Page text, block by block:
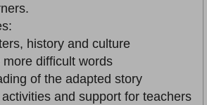
history and culture
difficult words
of the adapted story
and support for teachers